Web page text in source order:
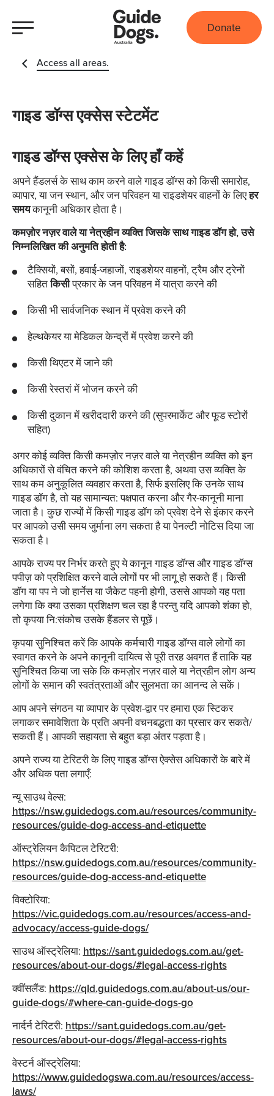
Donate
Access all areas.
गाइड डॉग्स एक्सेस स्टेटमेंट
गाइड डॉग्स एक्सेस के लिए हाँ कहें
अपने हैंडलर्स के साथ काम करने वाले गाइड डॉग्स को किसी समारोह,
व्यापार, या जन स्थान, और जन परिवहन या राइडशेयर वाहनों के लिएहर
समयकानूनी अधिकार होता है।
कमज़ोर नज़र वाले या नेत्रहीन व्यक्ति जिसके साथ गाइड डॉग हो, उसे
निम्नलिखित की अनुमति होती है:
टैक्सियों, बसों, हवाई-जहाजों, राइडशेयर वाहनों, ट्रैम और ट्रेनों
सहितकिसीप्रकार के जन परिवहन में यात्रा करने की
किसी भी सार्वजनिक स्थान में प्रवेश करने की
हेल्थकेयर या मेडिकल केन्द्रों में प्रवेश करने की
किसी थिएटर में जाने की
किसी रेस्तरां में भोजन करने की
किसी दुकान में खरीददारी करने की (सुपरमार्केट और फूड स्टोरों
सहित)
अगर कोई व्यक्ति किसी कमज़ोर नज़र वाले या नेत्रहीन व्यक्ति को इन
अधिकारों से वंचित करने की कोशिश करता है, अथवा उस व्यक्ति के
साथ कम अनुकूलित व्यवहार करता है, सिर्फ इसलिए कि उनके साथ
गाइड डॉग है, तो यह सामान्यत: पक्षपात करना और गैर-कानूनी माना
जाता है। कुछ राज्यों में किसी गाइड डॉग को प्रवेश देने से इंकार करने
पर आपको उसी समय जुर्माना लग सकता है या पेनल्टी नोटिस दिया जा
सकता है।
आपके राज्य पर निर्भर करते हुए ये कानून गाइड डॉग्स और गाइड डॉग्स
पपीज़ को प्रशिक्षित करने वाले लोगों पर भी लागू हो सकते हैं। किसी
डॉग या पप ने जो हार्नेस या जैकेट पहनी होगी, उससे आपको यह पता
लगेगा कि क्या उसका प्रशिक्षण चल रहा है परन्तु यदि आपको शंका हो,
तो कृपया नि:संकोच उसके हैंडलर से पूछें।
कृपया सुनिश्चित करें कि आपके कर्मचारी गाइड डॉग्स वाले लोगों का
स्वागत करने के अपने कानूनी दायित्व से पूरी तरह अवगत हैं ताकि यह
सुनिश्चित किया जा सके कि कमज़ोर नज़र वाले या नेत्रहीन लोग अन्य
लोगों के समान की स्वतंत्रताओं और सुलभता का आनन्द ले सकें।
आप अपने संगठन या व्यापार के प्रवेश-द्वार पर हमारा एक स्टिकर
लगाकर समावेशिता के प्रति अपनी वचनबद्धता का प्रसार कर सकते/
सकती हैं। आपकी सहायता से बहुत बड़ा अंतर पड़ता है।
अपने राज्य या टेरिटरी के लिए गाइड डॉग्स ऐक्सेस अधिकारों के बारे में
और अधिक पता लगाएँ:
न्यू साउथ वेल्स:
https://nsw.guidedogs.com.au/resources/community-
resources/guide-dog-access-and-etiquette
ऑस्ट्रेलियन कैपिटल टेरिटरी:
https://nsw.guidedogs.com.au/resources/community-
resources/guide-dog-access-and-etiquette
विक्टोरिया:
https://vic.guidedogs.com.au/resources/access-and-
advocacy/access-guide-dogs/
साउथ ऑस्ट्रेलिया: https://sant.guidedogs.com.au/get-
resources/about-our-dogs/#legal-access-rights
क्वींंसलैंड: https://qld.guidedogs.com.au/about-us/our-
guide-dogs/#where-can-guide-dogs-go
नार्दर्न टेरिटरी: https://sant.guidedogs.com.au/get-
resources/about-our-dogs/#legal-access-rights
वेस्टर्न ऑस्ट्रेलिया:
https://www.guidedogswa.com.au/resources/access-
laws/